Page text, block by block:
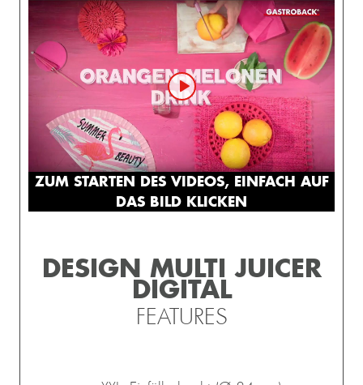
ZUM STARTEN DES VIDEOS, EINFACH AUF
DAS BILD KLICKEN
DESIGN MULTI JUICER
DIGITAL
FEATURES